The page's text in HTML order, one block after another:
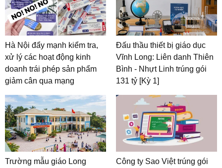
Hà Nội đẩy mạnh kiểm tra,
xử lý các hoạt động kinh
doanh trái phép sản phẩm
giảm cân qua mạng
Đấu thầu thiết bị giáo dục
Vĩnh Long: Liên danh Thiên
Bình - Nhựt Linh trúng gói
131 tỷ [Kỳ 1]
Trường mẫu giáo Long
Công ty Sao Việt trúng gói